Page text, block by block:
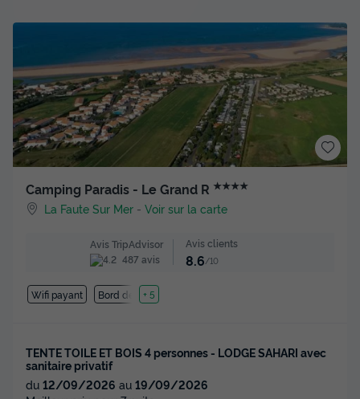
Camping Paradis - Le Grand R ★★★★
La Faute Sur Mer -Voir sur la carte
Avis TripAdvisor
487 avis
Avis clients
8.6 /10
Wifi payant Bord de mer
+ 5
TENTE TOILE ET BOIS 4 personnes - LODGE SAHARI avec
sanitaire privatif
du 12/09/2026 au 19/09/2026